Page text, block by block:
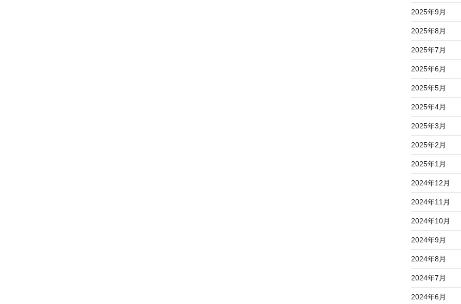
2025年9月
2025年8月
2025年7月
2025年6月
2025年5月
2025年4月
2025年3月
2025年2月
2025年1月
2024年12月
2024年11月
2024年10月
2024年9月
2024年8月
2024年7月
2024年6月